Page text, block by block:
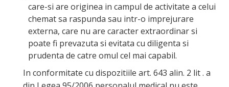
care-si are originea in campul de activitate a celui
chemat sa raspunda sau intr-o imprejurare
externa, care nu are caracter extraordinar si
poate fi prevazuta si evitata cu diligenta si
prudenta de catre omul cel mai capabil.
In conformitate cu dispozitiile art. 643 alin. 2 lit . a